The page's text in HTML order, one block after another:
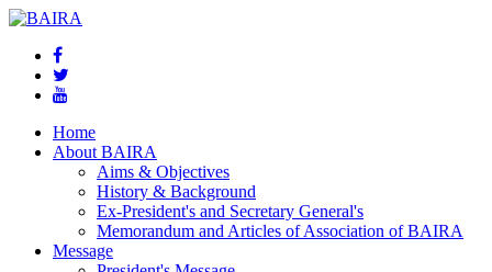
Home
About BAIRA
Aims & Objectives
History & Background
Ex-President's and Secretary General's
Memorandum and Articles of Association of BAIRA
Message